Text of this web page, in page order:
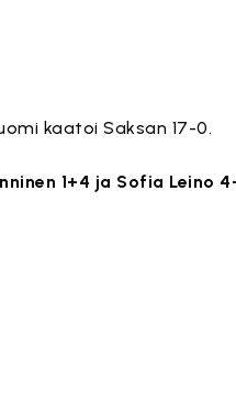
kaatoi Saksan 17-0.
1+4 ja Sofia Leino